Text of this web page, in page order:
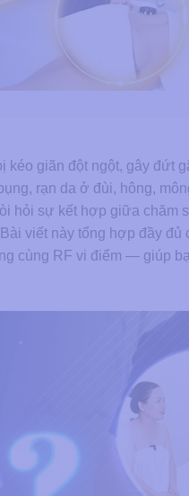
kéo giãn đột ngột, gây đứt
rạn da ở đùi, hông,
hỏi sự kết hợp giữa chăm
viết này tổng hợp đầy
cùng RF vi điểm — giúp